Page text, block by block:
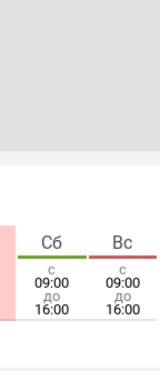
Сб
с
09:00
до
16:00
Вс
с
09:00
до
16:00